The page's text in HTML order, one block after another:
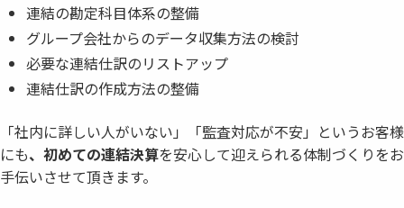
連結の勘定科目体系の整備
グループ会社からのデータ収集方法の検討
必要な連結仕訳のリストアップ
連結仕訳の作成方法の整備
「社内に詳しい人がいない」「監査対応が不安」というお客様
にも、初めての連結決算を安心して迎えられる体制づくりをお
手伝いさせて頂きます。